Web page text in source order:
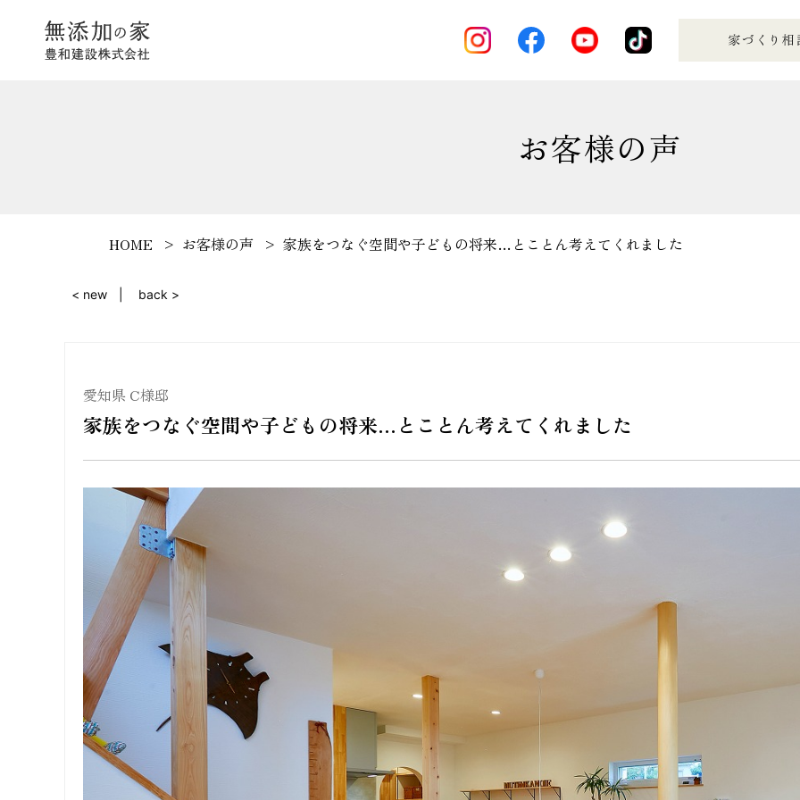
お客様の声
HOME お客様の声 家族をつなぐ空間や子どもの将来…とことん考えてくれました
< new back >
愛知県 C様邸
家族をつなぐ空間や子どもの将来…とことん考えてくれました